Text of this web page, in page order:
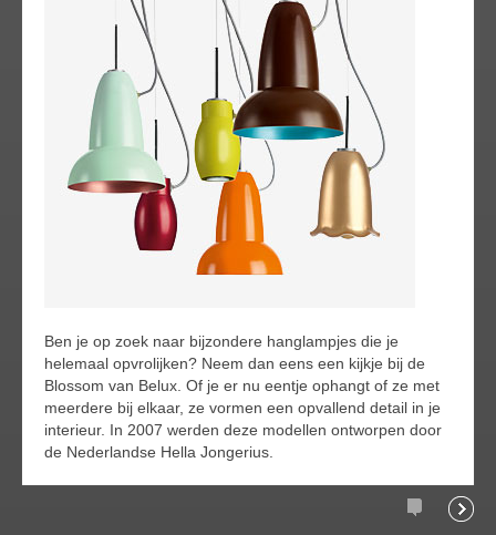
Ben je op zoek naar bijzondere hanglampjes die je
helemaal opvrolijken? Neem dan eens een kijkje bij de
Blossom van Belux. Of je er nu eentje ophangt of ze met
meerdere bij elkaar, ze vormen een opvallend detail in je
interieur. In 2007 werden deze modellen ontworpen door
de Nederlandse Hella Jongerius.